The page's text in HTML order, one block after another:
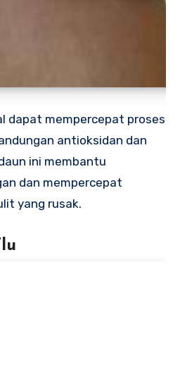
dapat mempercepat proses
antioksidan dan
ini membantu
dan mempercepat
yang rusak.